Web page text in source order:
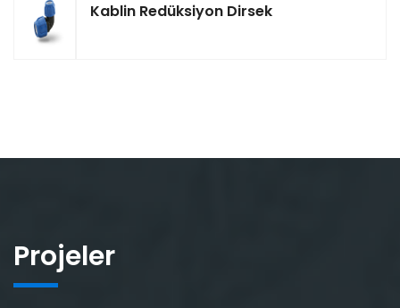
Kablin Redüksiyon Dirsek
Projeler